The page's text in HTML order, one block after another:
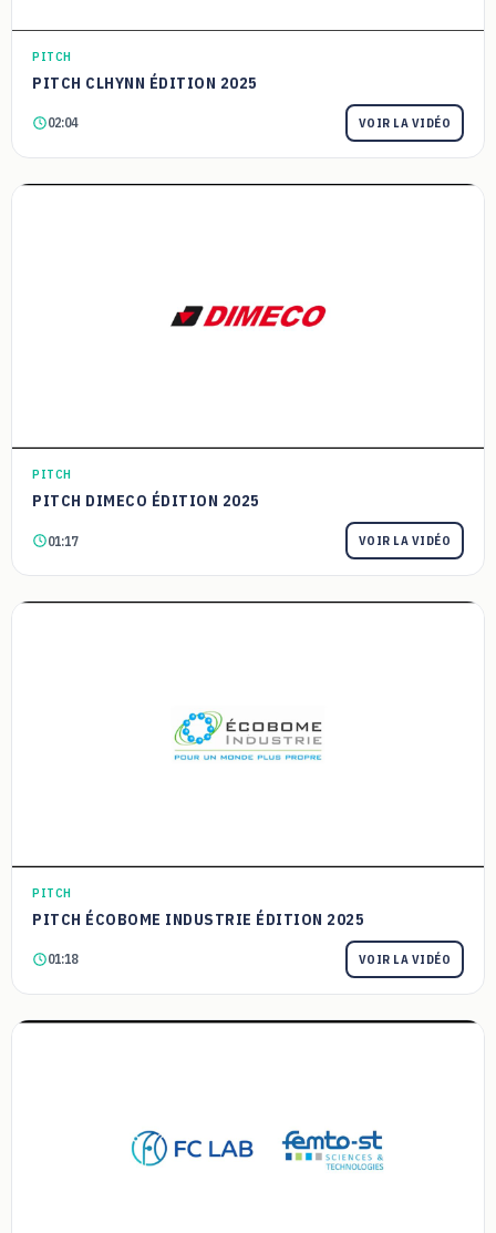
PITCH
PITCH CLHYNN ÉDITION 2025
02:04 VOIR LA VIDÉO
PITCH
PITCH DIMECO ÉDITION 2025
01:17 VOIR LA VIDÉO
PITCH
PITCH ÉCOBOME INDUSTRIE ÉDITION 2025
01:18 VOIR LA VIDÉO